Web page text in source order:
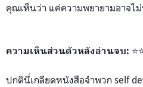
คุณเห็นว่า แค่ความพยายามอาจไม่
ความเห็นส่วนตัวหลังอ่านจบ:
ปกตินี่เกลียดหนังสือจำพวก self